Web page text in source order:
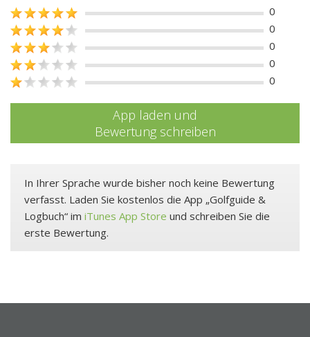
0
0
0
0
0
App laden und
Bewertung schreiben
In Ihrer Sprache wurde bisher noch keine Bewertung
verfasst. Laden Sie kostenlos die App „Golfguide &
Logbuch“ im iTunes App Store und schreiben Sie die
erste Bewertung.